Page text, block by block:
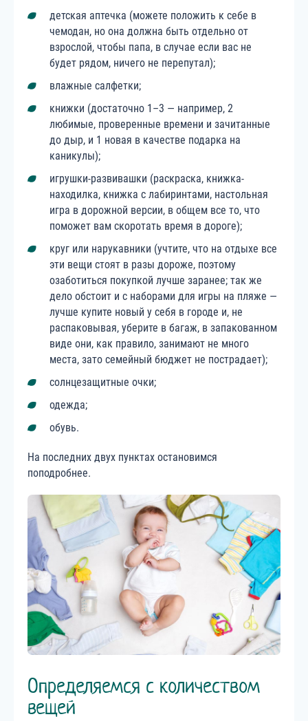
детская аптечка (можете положить к себе в
чемодан, но она должна быть отдельно от
взрослой, чтобы папа, в случае если вас не
будет рядом, ничего не перепутал);
влажные салфетки;
книжки (достаточно 1–3 — например, 2
любимые, проверенные времени и зачитанные
до дыр, и 1 новая в качестве подарка на
каникулы);
игрушки-развивашки (раскраска, книжка-
находилка, книжка с лабиринтами, настольная
игра в дорожной версии, в общем все то, что
поможет вам скоротать время в дороге);
круг или нарукавники (учтите, что на отдыхе все
эти вещи стоят в разы дороже, поэтому
озаботиться покупкой лучше заранее; так же
дело обстоит и с наборами для игры на пляже —
лучше купите новый у себя в городе и, не
распаковывая, уберите в багаж, в запакованном
виде они, как правило, занимают не много
места, зато семейный бюджет не пострадает);
солнцезащитные очки;
одежда;
обувь.
На последних двух пунктах остановимся
поподробнее.
Определяемся с количеством
вещей